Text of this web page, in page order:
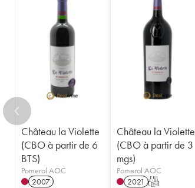
Château la Violette
(CBO à partir de 6
BTS)
Pomerol AOC
2007
Château la Violette
(CBO à partir de 3
mgs)
Pomerol AOC
2021 T